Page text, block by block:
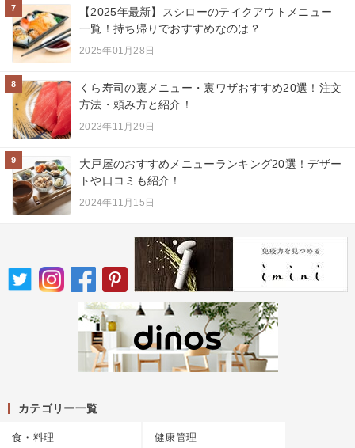
7
【2025年最新】スシローのテイクアウトメニュー
一覧！持ち帰りでおすすめなのは？
2025年01月28日
8
くら寿司の裏メニュー・裏ワザおすすめ20選！注文
方法・頼み方と紹介！
2023年11月29日
9
大戸屋のおすすめメニューランキング20選！デザー
トや口コミも紹介！
2024年11月15日
カテゴリー一覧
食・料理 健康管理